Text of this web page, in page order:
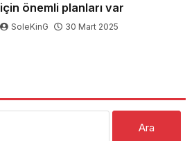
için önemli planları var
SoleKinG 30 Mart 2025